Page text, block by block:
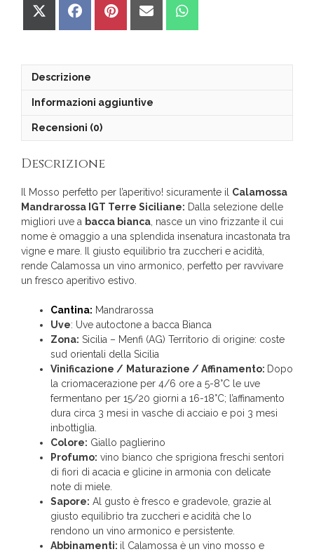
Share
Share
Share
Share
Share
Descrizione
Informazioni aggiuntive
Recensioni (0)
Descrizione
Il Mosso perfetto per l’aperitivo! sicuramente il Calamossa
Mandrarossa IGT Terre Siciliane: Dalla selezione delle
migliori uve a bacca bianca, nasce un vino frizzante il cui
nome è omaggio a una splendida insenatura incastonata tra
vigne e mare. Il giusto equilibrio tra zuccheri e acidità,
rende Calamossa un vino armonico, perfetto per ravvivare
un fresco aperitivo estivo.
Cantina: Mandrarossa
Uve: Uve autoctone a bacca Bianca
Zona: Sicilia – Menfi (AG) Territorio di origine: coste
sud orientali della Sicilia
Vinificazione / Maturazione / Affinamento: Dopo
la criomacerazione per 4/6 ore a 5-8°C le uve
fermentano per 15/20 giorni a 16-18°C; l’affinamento
dura circa 3 mesi in vasche di acciaio e poi 3 mesi
inbottiglia.
Colore: Giallo paglierino
Profumo: vino bianco che sprigiona freschi sentori
di fiori di acacia e glicine in armonia con delicate
note di miele.
Sapore: Al gusto è fresco e gradevole, grazie al
giusto equilibrio tra zuccheri e acidità che lo
rendono un vino armonico e persistente.
Abbinamenti: il Calamossa è un vino mosso e